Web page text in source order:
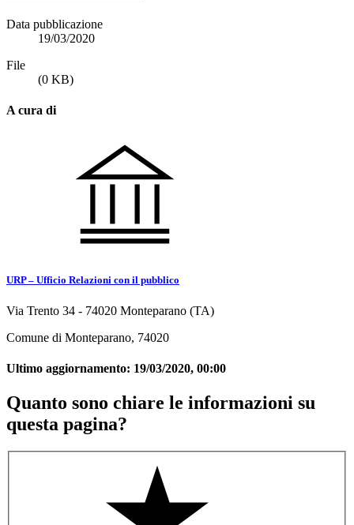
Data pubblicazione
19/03/2020
File
(0 KB)
A cura di
URP – Ufficio Relazioni con il pubblico
Via Trento 34 - 74020 Monteparano (TA)
Comune di Monteparano, 74020
Ultimo aggiornamento: 19/03/2020, 00:00
Quanto sono chiare le informazioni su
questa pagina?